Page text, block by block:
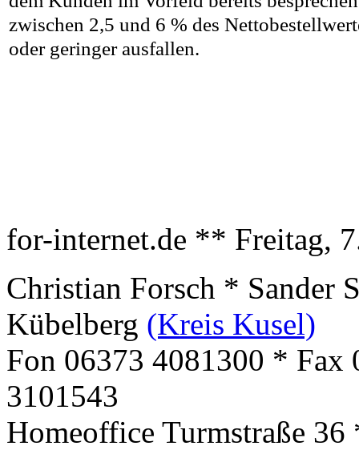
zwischen 2,5 und 6 % des
oder geringer ausfallen.
for-internet.de ** Freitag,
Christian Forsch * Sander
Kübelberg (Kreis Kusel)
Fon 06373 4081300 *
3101543
Homeoffice Turmstraße